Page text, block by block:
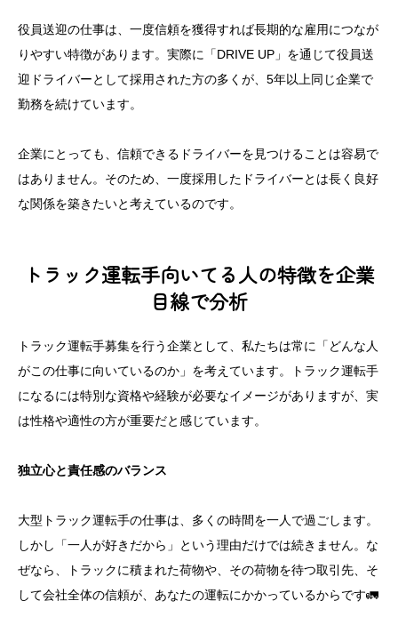
役員送迎の仕事は、一度信頼を獲得すれば長期的な雇用につなが
りやすい特徴があります。実際に「DRIVE UP」を通じて役員送
迎ドライバーとして採用された方の多くが、5年以上同じ企業で
勤務を続けています。
企業にとっても、信頼できるドライバーを見つけることは容易で
はありません。そのため、一度採用したドライバーとは長く良好
な関係を築きたいと考えているのです。
トラック運転手向いてる人の特徴を企業
目線で分析
トラック運転手募集を行う企業として、私たちは常に「どんな人
がこの仕事に向いているのか」を考えています。トラック運転手
になるには特別な資格や経験が必要なイメージがありますが、実
は性格や適性の方が重要だと感じています。
独立心と責任感のバランス
大型トラック運転手の仕事は、多くの時間を一人で過ごします。
しかし「一人が好きだから」という理由だけでは続きません。な
ぜなら、トラックに積まれた荷物や、その荷物を待つ取引先、そ
して会社全体の信頼が、あなたの運転にかかっているからです🚛